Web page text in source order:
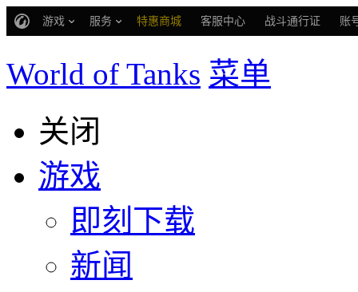
游戏 服务 特惠商城 客服中心 战斗通行证 账
World of Tanks 菜单
关闭
游戏
即刻下载
新闻